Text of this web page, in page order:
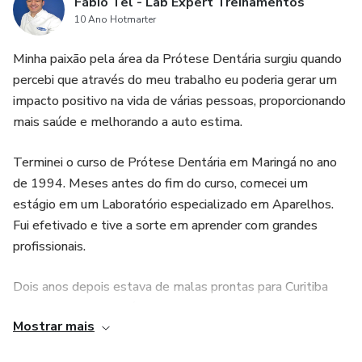
10 Ano Hotmarter
Minha paixão pela área da Prótese Dentária surgiu quando
percebi que através do meu trabalho eu poderia gerar um
impacto positivo na vida de várias pessoas, proporcionando
mais saúde e melhorando a auto estima.
Terminei o curso de Prótese Dentária em Maringá no ano
de 1994. Meses antes do fim do curso, comecei um
estágio em um Laboratório especializado em Aparelhos.
Fui efetivado e tive a sorte em aprender com grandes
profissionais.
Dois anos depois estava de malas prontas para Curitiba
Mostrar mais